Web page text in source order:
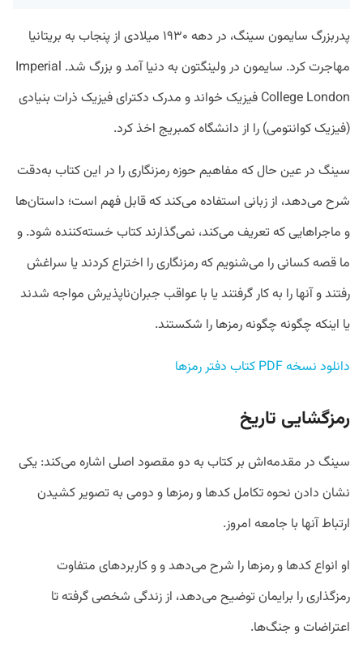
پدربزرگ سایمون سینگ، در دهه ۱۹۳۰ میلادی از پنجاب به بریتانیا
مهاجرت کرد. سایمون در ولینگتون به دنیا آمد و بزرگ شد. Imperial
College London فیزیک خواند و مدرک دکترای فیزیک ذرات بنیادی
(فیزیک کوانتومی) را از دانشگاه کمبریج اخذ کرد.
سینگ در عین حال که مفاهیم حوزه رمزنگاری را در این کتاب به‌دقت
شرح می‌دهد، از زبانی استفاده می‌کند که قابل فهم است؛ داستان‌ها
و ماجراهایی که تعریف می‌کند، نمی‌گذارند کتاب خسته‌کننده شود. و
ما قصه کسانی را می‌شنویم که رمزنگاری را اختراع کردند یا سراغش
رفتند و آنها را به کار گرفتند یا با عواقب جبران‌ناپذیرش مواجه شدند
یا اینکه چگونه چگونه رمزها را شکستند.
دانلود نسخه PDF کتاب دفتر رمزها
رمزگشایی تاریخ
سینگ در مقدمه‌اش بر کتاب به دو مقصود اصلی اشاره می‌کند: یکی
نشان دادن نحوه تکامل کدها و رمزها و دومی به تصویر کشیدن
ارتباط آنها با جامعه امروز.
او انواع کدها و رمزها را شرح می‌دهد و و کاربردهای متفاوت
رمزگذاری را برایمان توضیح می‌دهد، از زندگی شخصی گرفته تا
اعتراضات و جنگ‌ها.